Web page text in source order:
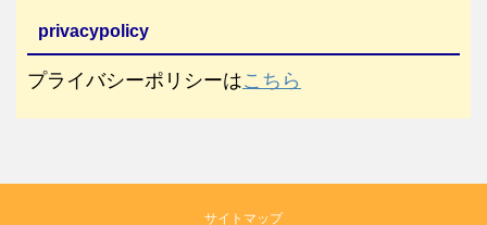
privacypolicy
プライバシーポリシーはこちら
サイトマップ